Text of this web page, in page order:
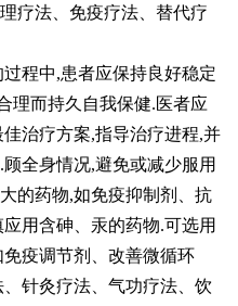
疗法、免疫疗法、替代疗
程中,患者应保持良好稳定
理而持久自我保健.医者应
治疗方案,指导治疗进程,并
全身情况,避免或减少服用
的药物,如免疫抑制剂、抗
用含砷、汞的药物.可选用
疫调节剂、改善微循环
针灸疗法、气功疗法、饮